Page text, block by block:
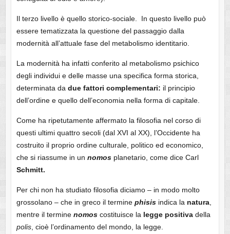
Il terzo livello è quello storico-sociale. In questo livello può
essere tematizzata la questione del passaggio dalla
modernità all’attuale fase del metabolismo identitario.
La modernità ha infatti conferito al metabolismo psichico
degli individui e delle masse una specifica forma storica,
determinata da due fattori complementari: il principio
dell’ordine e quello dell’economia nella forma di capitale.
Come ha ripetutamente affermato la filosofia nel corso di
questi ultimi quattro secoli (dal XVI al XX), l’Occidente ha
costruito il proprio ordine culturale, politico ed economico,
che si riassume in un nomosplanetario, come dice Carl
Schmitt.
Per chi non ha studiato filosofia diciamo – in modo molto
grossolano – che in greco il termine phisisindica la natura,
mentre il termine nomos costituisce la legge positiva della
polis, cioè l’ordinamento del mondo, la legge.